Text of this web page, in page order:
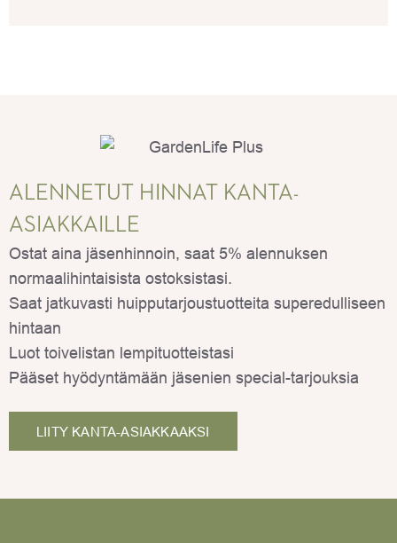
ALENNETUT HINNAT KANTA-
ASIAKKAILLE
Ostat aina jäsenhinnoin, saat 5% alennuksen
normaalihintaisista ostoksistasi.
Saat jatkuvasti huipputarjoustuotteita superedulliseen
hintaan
Luot toivelistan lempituotteistasi
Pääset hyödyntämään jäsenien special-tarjouksia
LIITY KANTA-ASIAKKAAKSI